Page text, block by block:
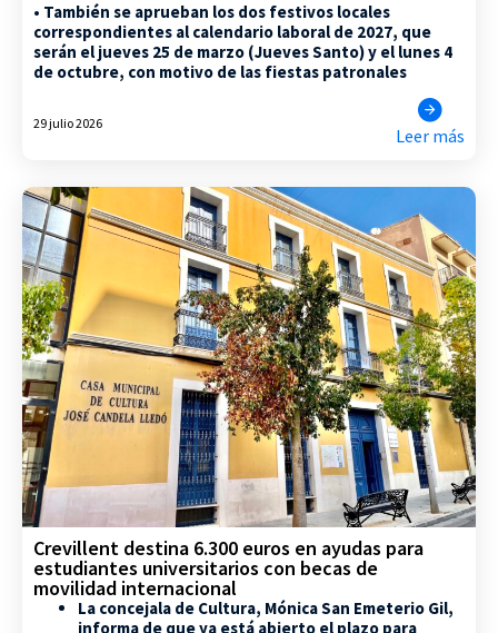
• También se aprueban los dos festivos locales
correspondientes al calendario laboral de 2027, que
serán el jueves 25 de marzo (Jueves Santo) y el lunes 4
de octubre, con motivo de las fiestas patronales
29 julio 2026
Leer más
Crevillent destina 6.300 euros en ayudas para
estudiantes universitarios con becas de
movilidad internacional
La concejala de Cultura, Mónica San Emeterio Gil,
informa de que ya está abierto el plazo para